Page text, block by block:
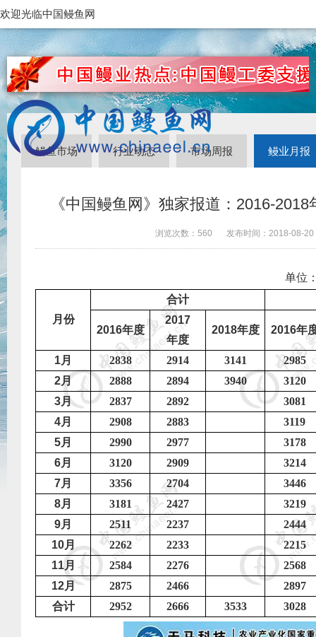
欢迎光临中国鳗鱼网
鳗鱼市场 行业动态 市场周报 鳗业月报
《中国鳗鱼网》独家报道：2016-
浏览次数： 560 发布时间： 2018-08-20
单位
月份
合计
2016年度
2017
年度
2018年度 2016年
1月 2838 2914 3141
2985
2月 2888 2894 3940
3120
3月 2837 2892
3081
4月 2908 2883
3119
5月 2990 2977
3178
6月 3120 2909
3214
7月 3356 2704
3446
8月 3181 2427
3219
9月 2511 2237
2444
10月 2262 2233
2215
11月 2584 2276
2568
12月 2875 2466
2897
合计
2952 2666 3533 3028